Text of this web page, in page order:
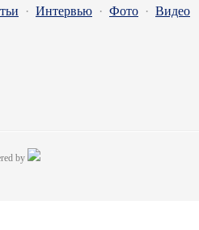
· Интервью · Фото · Видео
by